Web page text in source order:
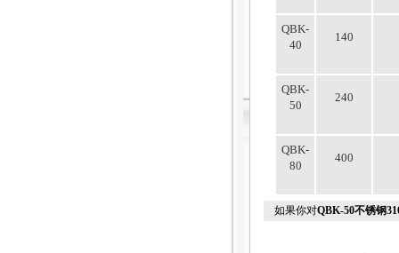
QBK-
40
140
QBK-
50
240
QBK-
80
400
如果你对QBK-50不锈钢